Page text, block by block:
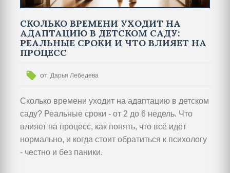
СКОЛЬКО ВРЕМЕНИ УХОДИТ НА
АДАПТАЦИЮ В ДЕТСКОМ САДУ:
РЕАЛЬНЫЕ СРОКИ И ЧТО ВЛИЯЕТ НА
ПРОЦЕСС
от Дарья Лебедева
Сколько времени уходит на адаптацию в детском
саду? Реальные сроки - от 2 до 6 недель. Что
влияет на процесс, как понять, что всё идёт
нормально, и когда стоит обратиться к психологу
- честно и без паники.